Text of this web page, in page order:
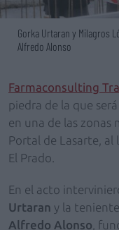
Gorka Urtaran y Milagros
Alfredo Alonso
Farmaconsulting
piedra de la que
en una de las zonas
Portal de Lasarte, al
El Prado.
En el acto
Urtaran y la
Alfredo Alonso ,